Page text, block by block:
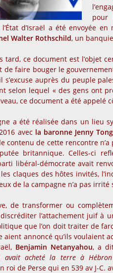
pour
d’Israël a été envoyée en
Walter Rothschild, un
tard, ce document est l’objet
de faire bouger le
s’excuse auprès du peuple
selon lequel « des gens ont
ce document a été appelé
a été réalisée dans un lieu
avec la baronne Jenny
contenu de cette rencontre
britannique. Celles-ci
libéral-démocrate avait
claques des hôtes invités,
de la campagne n’a pas
de transformer ou
discréditer l’attachement juif à
que l’on doit traiter de
aient annoncé qu’ils voulaient
Benjamin Netanyahou, a
avait acheté la terre à
roi de Perse qui en 539 av J-C.